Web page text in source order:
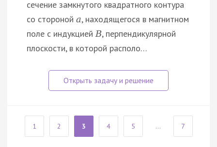
сечение замкнутого квадратного контура
со стороной a, находящегося в магнитном
поле с индукциейB, перпендикулярной
плоскости, в которой располо…
1 2 3 4 5 ... 7